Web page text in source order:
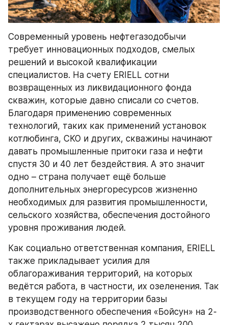
Современный уровень нефтегазодобычи
требует инновационных подходов, смелых
решений и высокой квалификации
специалистов. На счету ERIELL сотни
возвращенных из ликвидационного фонда
скважин, которые давно списали со счетов.
Благодаря применению современных
технологий, таких как применений установок
котлюбинга, СКО и других, скважины начинают
давать промышленные притоки газа и нефти
спустя 30 и 40 лет бездействия. А это значит
одно – страна получает ещё больше
дополнительных энергоресурсов жизненно
необходимых для развития промышленности,
сельского хозяйства, обеспечения достойного
уровня проживания людей.
Как социально ответственная компания, ERIELL
также прикладывает усилия для
облагораживания территорий, на которых
ведётся работа, в частности, их озеленения. Так
в текущем году на территории базы
производственного обеспечения «Бойсун» на 2-